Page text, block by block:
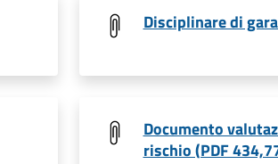
Disciplinare di
Documento
rischio (PDF